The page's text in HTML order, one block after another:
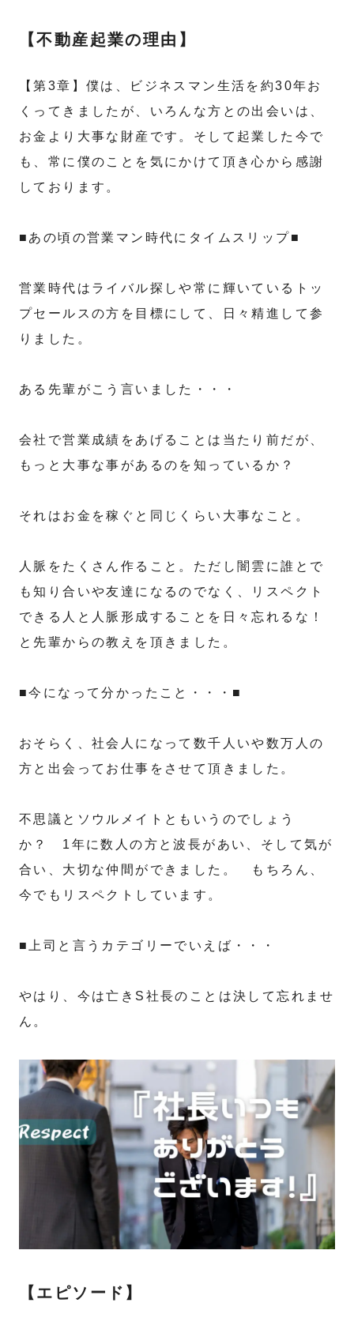
【不動産起業の理由】
【第3章】僕は、ビジネスマン生活を約30年お
くってきましたが、いろんな方との出会いは、
お金より大事な財産です。そして起業した今で
も、常に僕のことを気にかけて頂き心から感謝
しております。
■あの頃の営業マン時代にタイムスリップ■
営業時代はライバル探しや常に輝いているトッ
プセールスの方を目標にして、日々精進して参
りました。
ある先輩がこう言いました・・・
会社で営業成績をあげることは当たり前だが、
もっと大事な事があるのを知っているか？
それはお金を稼ぐと同じくらい大事なこと。
人脈をたくさん作ること。ただし闇雲に誰とで
も知り合いや友達になるのでなく、リスペクト
できる人と人脈形成することを日々忘れるな！
と先輩からの教えを頂きました。
■今になって分かったこと・・・■
おそらく、社会人になって数千人いや数万人の
方と出会ってお仕事をさせて頂きました。
不思議とソウルメイトともいうのでしょう
か？ 1年に数人の方と波長があい、そして気が
合い、大切な仲間ができました。 もちろん、
今でもリスペクトしています。
■上司と言うカテゴリーでいえば・・・
やはり、今は亡きS社長のことは決して忘れませ
ん。
【エピソード】